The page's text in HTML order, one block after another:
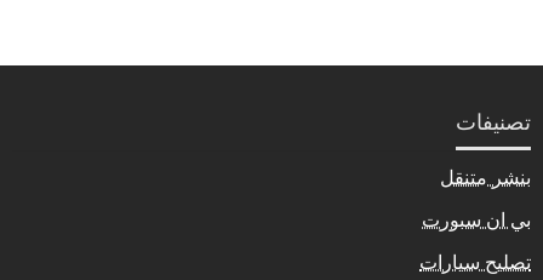
تصنيفات
بنشر متنقل
بي ان سبورت
تصليح سيارات